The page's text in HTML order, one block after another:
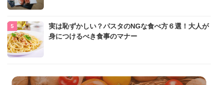
実は恥ずかしい？パスタのNGな食べ方６選！大人が
身につけるべき食事のマナー